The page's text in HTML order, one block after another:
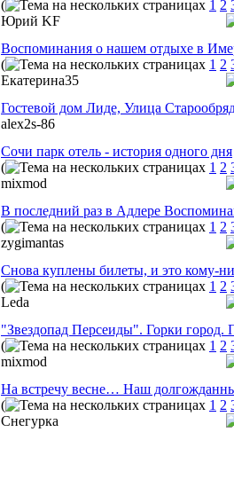
( 1 2
Юрий KF
Воспоминания о нашем отдыхе в
(
1 2
Екатерина35
Гостевой дом Лиде, Улица
alex2s-86
Сочи парк отель - история одного дня
(
1 2
mixmod
В последний раз в Адлере
(
1 2
zygimantas
Снова куплены билеты, и это кому-
(
1 2
Leda
"Звездопад Персеиды". Горки город.
(
1 2
mixmod
На встречу весне… Наш
(
1 2
Снегурка